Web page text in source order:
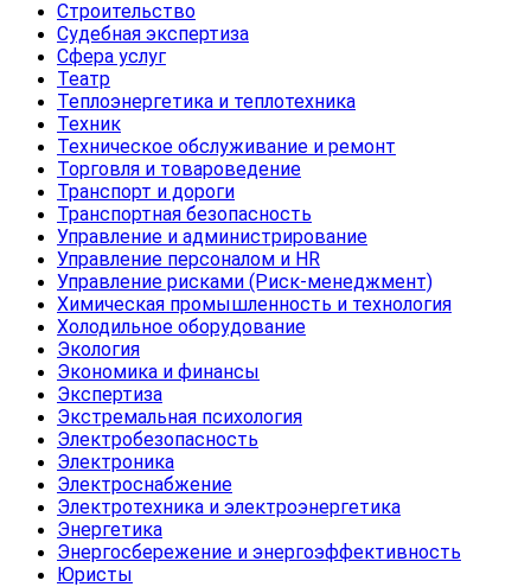
Строительство
Судебная экспертиза
Сфера услуг
Театр
Теплоэнергетика и теплотехника
Техник
Техническое обслуживание и ремонт
Торговля и товароведение
Транспорт и дороги
Транспортная безопасность
Управление и администрирование
Управление персоналом и HR
Управление рисками (Риск-менеджмент)
Химическая промышленность и технология
Холодильное оборудование
Экология
Экономика и финансы
Экспертиза
Экстремальная психология
Электробезопасность
Электроника
Электроснабжение
Электротехника и электроэнергетика
Энергетика
Энергосбережение и энергоэффективность
Юристы